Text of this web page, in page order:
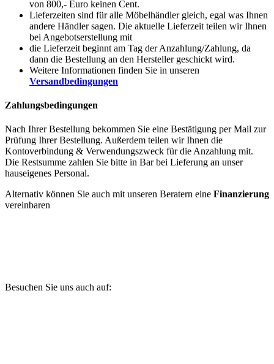
von 800,- Euro keinen Cent.
Lieferzeiten sind für alle Möbelhändler gleich, egal was Ihnen
andere Händler sagen. Die aktuelle Lieferzeit teilen wir Ihnen
bei Angebotserstellung mit
die Lieferzeit beginnt am Tag der Anzahlung/Zahlung, da
dann die Bestellung an den Hersteller geschickt wird.
Weitere Informationen finden Sie in unseren
Versandbedingungen
Zahlungsbedingungen
Nach Ihrer Bestellung bekommen Sie eine Bestätigung per Mail zur
Prüfung Ihrer Bestellung. Außerdem teilen wir Ihnen die
Kontoverbindung & Verwendungszweck für die Anzahlung mit.
Die Restsumme zahlen Sie bitte in Bar bei Lieferung an unser
hauseigenes Personal.
Alternativ können Sie auch mit unseren Beratern eine Finanzierung
vereinbaren
Besuchen Sie uns auch auf: